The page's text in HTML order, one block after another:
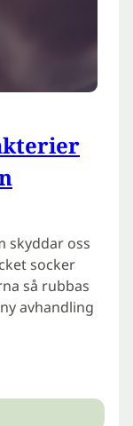
skyddar oss
socker
så rubbas
avhandling